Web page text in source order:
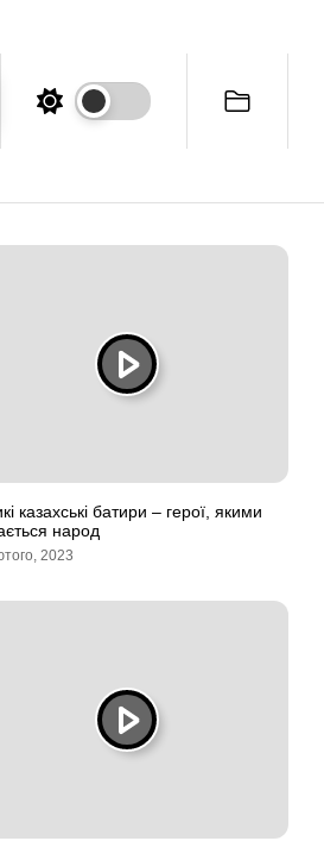
казахські батири – герої, якими
народ
2023